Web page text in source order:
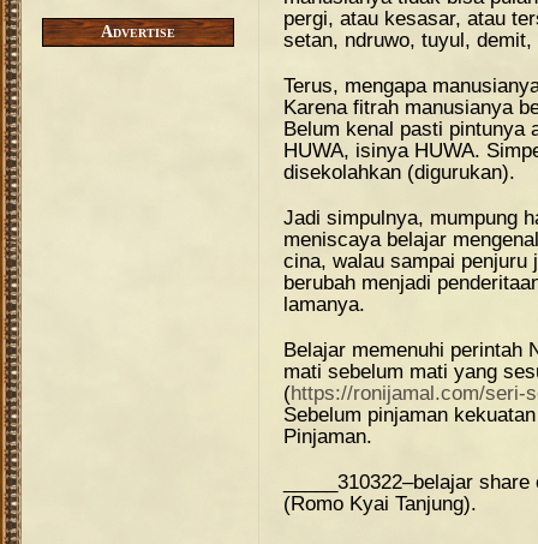
Advertise
pergi, atau kesasar, atau
setan, ndruwo, tuyul,
Terus, mengapa
Karena fitrah manusianya
Belum kenal pasti pintunya
HUWA, isinya HUWA.
disekolahkan (digurukan).
Jadi simpulnya, mumpung
meniscaya belajar
cina, walau sampai penjuru
berubah menjadi
lamanya.
Belajar memenuhi perintah
mati sebelum mati yang
(https://ronijamal.com/seri-
Sebelum pinjaman
Pinjaman.
_____310322–belajar
(Romo Kyai Tanjung).